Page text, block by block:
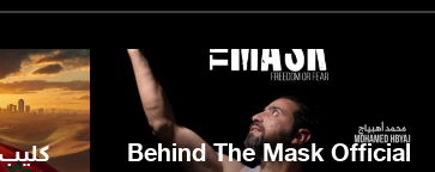
Behind The Mask Official